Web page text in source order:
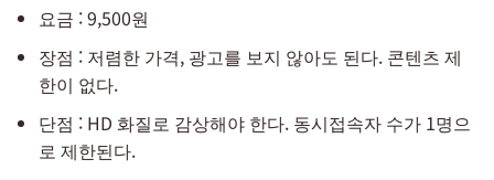
요금 : 9,500원
장점 : 저렴한 가격, 광고를 보지 않아도 된다. 콘텐츠 제
한이 없다.
단점 : HD 화질로 감상해야 한다. 동시접속자 수가 1명으
로 제한된다.